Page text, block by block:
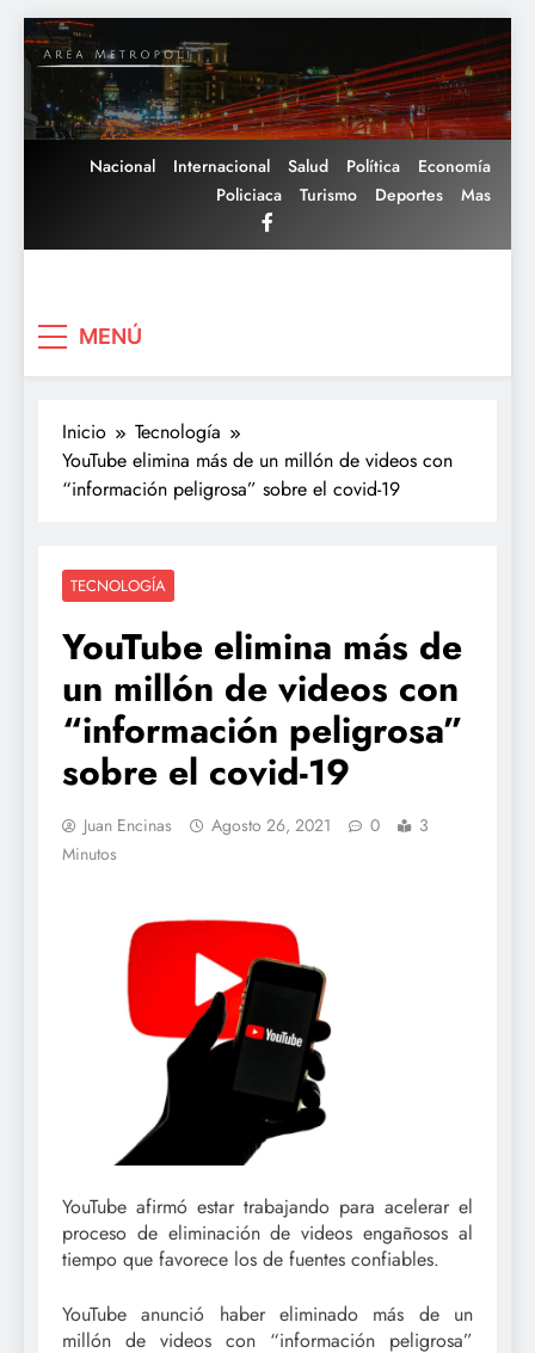
Saltar
al
contenido
Nacional Internacional Salud Política
Economía
Policiaca
Turismo Deportes Mas
MENÚ
Inicio
Tecnología
YouTube elimina más de un millón de videos con
“información peligrosa” sobre el covid-19
TECNOLOGÍA
YouTube elimina más de
un millón de videos con
“información peligrosa”
sobre el covid-19
Juan Encinas Agosto 26, 2021 0
3
Minutos
YouTube afirmó estar trabajando para acelerar el
proceso de eliminación de videos engañosos al
tiempo que favorece los de fuentes confiables.
YouTube anunció haber eliminado más de un
millón de videos con “información peligrosa”